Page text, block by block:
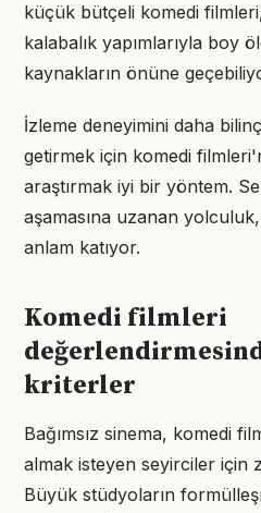
küçük bütçeli komedi
kalabalık yapımlarıyla boy
kaynakların önüne
İzleme deneyimini daha
getirmek için komedi
araştırmak iyi bir yöntem.
aşamasına uzanan
anlam katıyor.
Komedi filmleri
kriterler
Bağımsız sinema, komedi
almak isteyen seyirciler için
Büyük stüdyoların